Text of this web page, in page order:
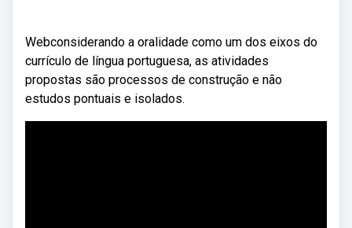
Webconsiderando a oralidade como um dos eixos do
currículo de língua portuguesa, as atividades
propostas são processos de construção e não
estudos pontuais e isolados.